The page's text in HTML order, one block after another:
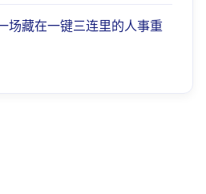
场藏在一键三连里的人事重